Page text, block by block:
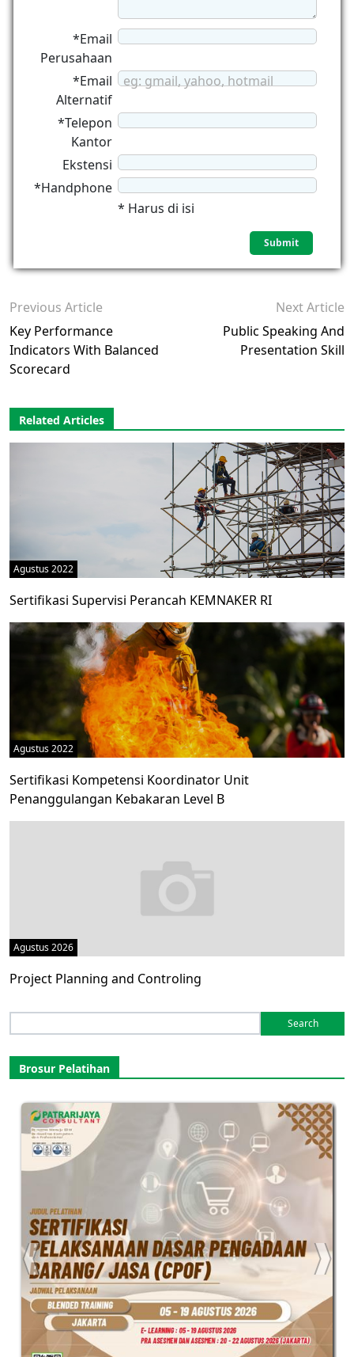
*Email
Perusahaan
*Email
Alternatif
eg: gmail, yahoo, hotmail
*Telepon
Kantor
Ekstensi
*Handphone
* Harus di isi
Previous Article
Key Performance
Indicators With Balanced
Scorecard
Next Article
Public Speaking And
Presentation Skill
Related Articles
Agustus 2022
Sertifikasi Supervisi Perancah KEMNAKER RI
Agustus 2022
Sertifikasi Kompetensi Koordinator Unit
Penanggulangan Kebakaran Level B
Agustus 2026
Project Planning and Controling
for:
Brosur Pelatihan